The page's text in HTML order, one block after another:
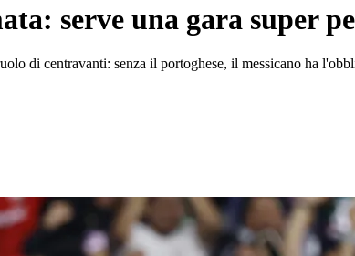
serve una gara super
di centravanti: senza il portoghese, il messicano ha